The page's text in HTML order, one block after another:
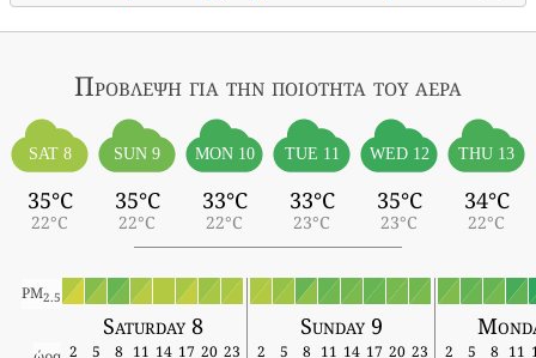
Πρόβλεψη για την ποιότητα του αέρα
SAT 8
35°C
22°C
SUN 9
35°C
22°C
MON 10
33°C
22°C
TUE 11
33°C
23°C
WED 12
35°C
23°C
THU 13
34°C
22°C
PM2.5
Saturday 8 Sunday 9
2 5 8 11 14 17 20 23 2 5 8 11 14 17 20 23 2 5 8 11